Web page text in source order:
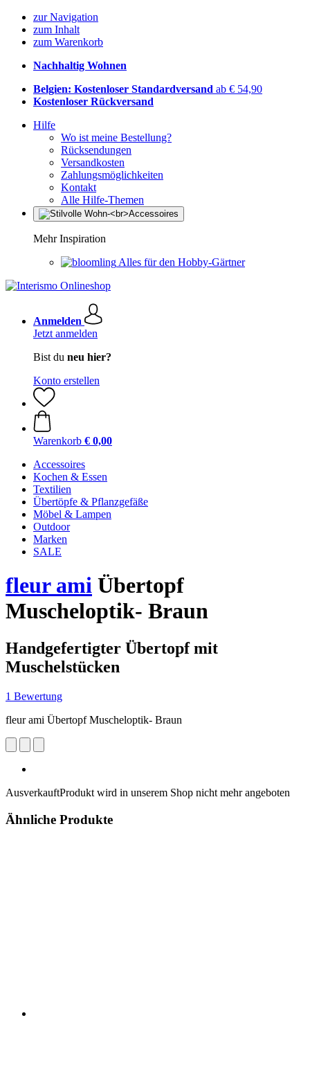
zur Navigation
zum Inhalt
zum Warenkorb
Nachhaltig Wohnen
Belgien: Kostenloser Standardversand ab € 54,90
Kostenloser Rückversand
Hilfe
Wo ist meine Bestellung?
Rücksendungen
Versandkosten
Zahlungsmöglichkeiten
Kontakt
Alle Hilfe-Themen
Mehr Inspiration
Alles für den Hobby-Gärtner
Anmelden
Jetzt anmelden
Bist du neu hier?
Konto erstellen
Warenkorb € 0,00
Accessoires
Kochen & Essen
Textilien
Übertöpfe & Pflanzgefäße
Möbel & Lampen
Outdoor
Marken
SALE
fleur ami Übertopf
Muscheloptik- Braun
Handgefertigter Übertopf mit
Muschelstücken
1 Bewertung
fleur ami Übertopf Muscheloptik- Braun
AusverkauftProdukt wird in unserem Shop nicht mehr angeboten
Ähnliche Produkte